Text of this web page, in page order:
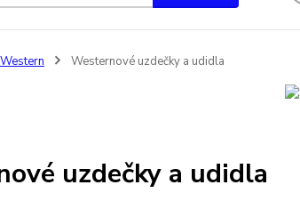
Western Westernové uzdečky a udidla
uzdečky a udidla